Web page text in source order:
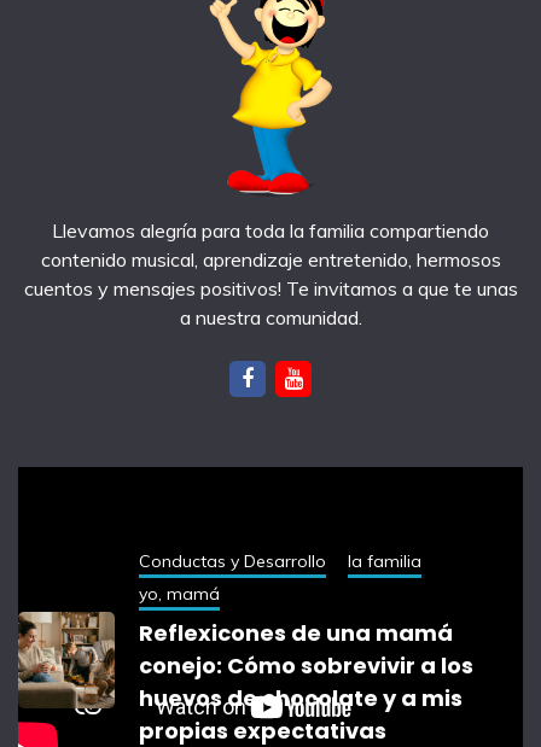
Llevamos alegría para toda la familia compartiendo
contenido musical, aprendizaje entretenido, hermosos
cuentos y mensajes positivos! Te invitamos a que te unas
a nuestra comunidad.
Conductas y Desarrollo
la familia
yo, mamá
Reflexicones de una mamá
conejo: Cómo sobrevivir a los
huevos de chocolate y a mis
propias expectativas